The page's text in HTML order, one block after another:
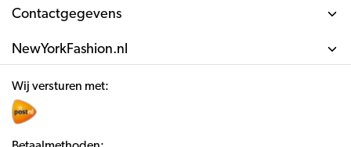
Contactgegevens
NewYorkFashion.nl
Wij versturen met: